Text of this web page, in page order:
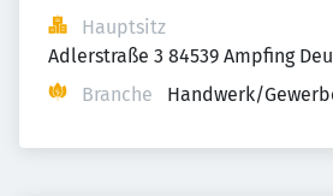
Hauptsitz
Adlerstraße 3 84539 Ampfing
Branche
Handwerk/